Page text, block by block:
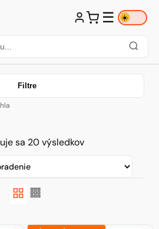
☰ ☀️
Filtre
sa 20 výsledkov